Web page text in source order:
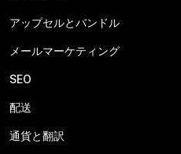
アップセルとバンドル
メールマーケティング
SEO
配送
通貨と翻訳